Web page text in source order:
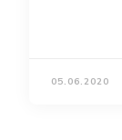
05.06.2020